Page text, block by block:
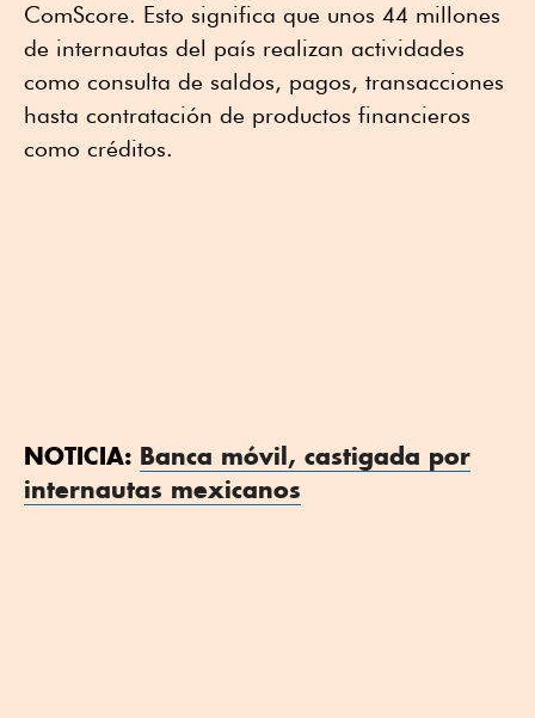
ComScore. Esto significa que unos 44 millones
de internautas del país realizan actividades
como consulta de saldos, pagos, transacciones
hasta contratación de productos financieros
como créditos.
NOTICIA: Banca móvil, castigada por
internautas mexicanos